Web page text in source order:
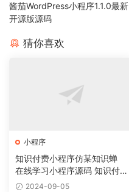
酱茄WordPress小程序1.1.0最新
开源版源码
猜你喜欢
小程序
知识付费小程序仿某知识蝉
在线学习小程序源码 知识付
费系统2024-09-05